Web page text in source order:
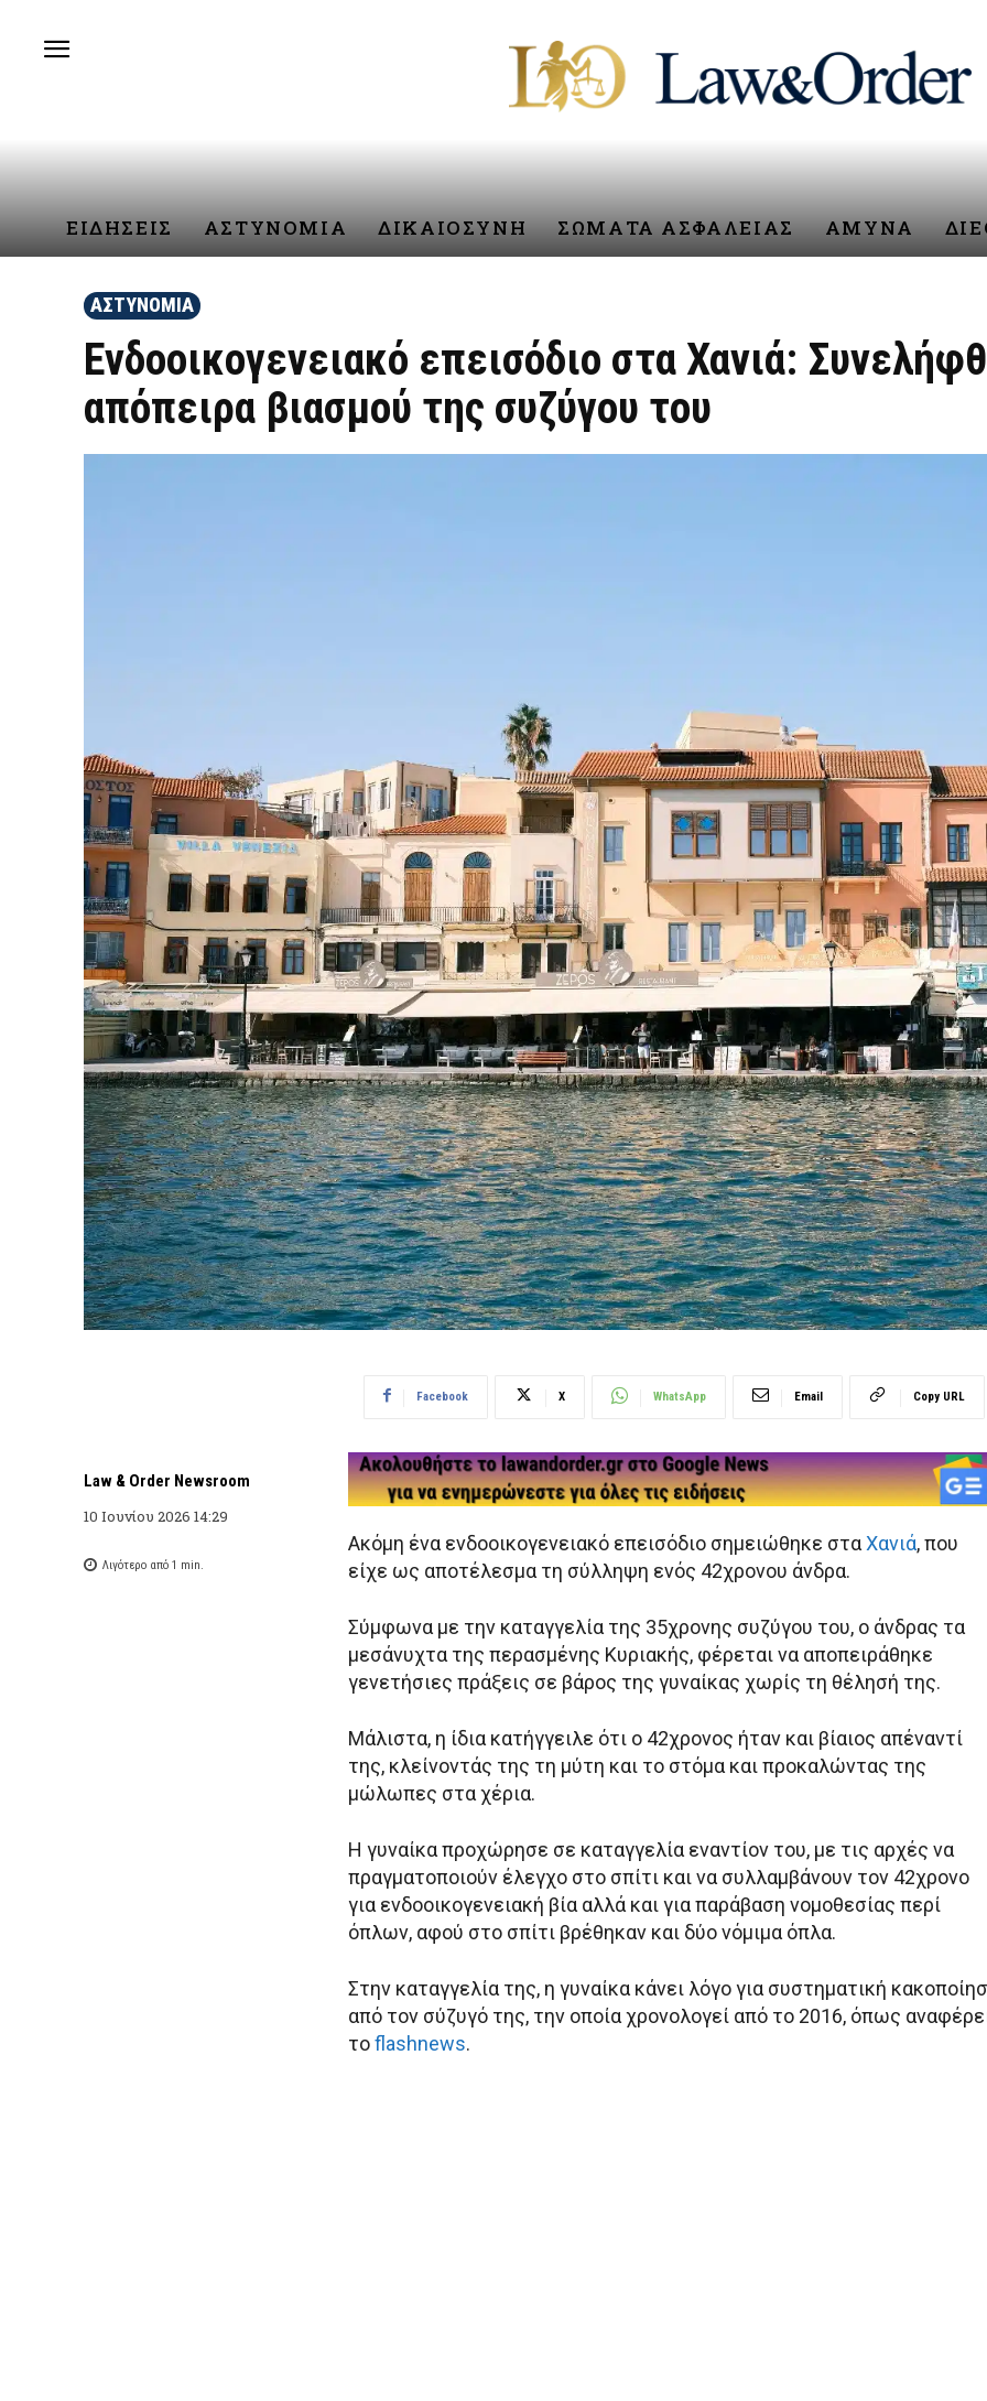
ΕΙΔΗΣΕΙΣ ΑΣΤΥΝΟΜΙΑ ΔΙΚΑΙΟΣΥΝΗ ΣΩΜΑΤΑ ΑΣΦΑΛΕΙΑΣ ΑΜΥΝΑ
ΑΣΤΥΝΟΜΙΑ
Ενδοοικογενειακό επεισόδιο στα Χανιά:
απόπειρα βιασμού της συζύγου του
Law & Order Newsroom
10 Ιουνίου 2026 14:29
Λιγότερο από 1 min.
Facebook X WhatsApp Email Copy URL
Ακόμη ένα ενδοοικογενειακό επεισόδιο σημειώθηκε σταΧανιά, που
είχε ως αποτέλεσμα τη σύλληψη ενός 42χρονου άνδρα.
Σύμφωνα με την καταγγελία της 35χρονης συζύγου του, ο άνδρας τα
μεσάνυχτα της περασμένης Κυριακής, φέρεται να αποπειράθηκε
γενετήσιες πράξεις σε βάρος της γυναίκας χωρίς τη θέλησή της.
Μάλιστα, η ίδια κατήγγειλε ότι ο 42χρονος ήταν και βίαιος απέναντί
της, κλείνοντάς της τη μύτη και το στόμα και προκαλώντας της
μώλωπες στα χέρια.
Η γυναίκα προχώρησε σε καταγγελία εναντίον του, με τις αρχές να
πραγματοποιούν έλεγχο στο σπίτι και να συλλαμβάνουν τον 42χρονο
για ενδοοικογενειακή βία αλλά και για παράβαση νομοθεσίας περί
όπλων, αφού στο σπίτι βρέθηκαν και δύο νόμιμα όπλα.
Στην καταγγελία της, η γυναίκα κάνει λόγο για συστηματική
από τον σύζυγό της, την οποία χρονολογεί από το 2016, όπως
τοflashnews.